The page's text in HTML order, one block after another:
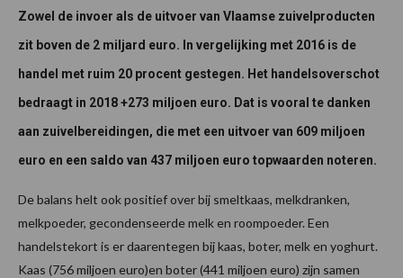
Zowel de invoer als de uitvoer van Vlaamse zuivelproducten
zit boven de 2 miljard euro. In vergelijking met 2016 is de
handel met ruim 20 procent gestegen. Het handelsoverschot
bedraagt in 2018 +273 miljoen euro. Dat is vooral te danken
aan zuivelbereidingen, die met een uitvoer van 609 miljoen
euro en een saldo van 437 miljoen euro topwaarden noteren.
De balans helt ook positief over bij smeltkaas, melkdranken,
melkpoeder, gecondenseerde melk en roompoeder. Een
handelstekort is er daarentegen bij kaas, boter, melk en yoghurt.
Kaas (756 miljoen euro)en boter (441 miljoen euro) zijn samen